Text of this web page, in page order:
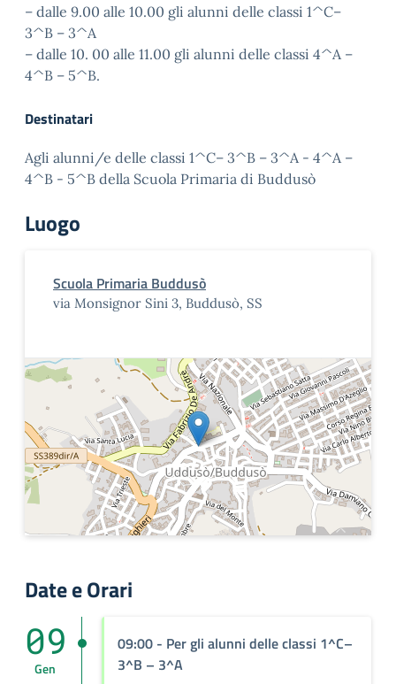
– dalle 9.00 alle 10.00 gli alunni delle classi 1^C–
3^B – 3^A
– dalle 10. 00 alle 11.00 gli alunni delle classi 4^A –
4^B – 5^B.
Destinatari
Agli alunni/e delle classi 1^C– 3^B – 3^A - 4^A –
4^B - 5^B della Scuola Primaria di Buddusò
Luogo
Scuola Primaria Buddusò
via Monsignor Sini 3, Buddusò, SS
Date e Orari
09
Gen
09:00 - Per gli alunni delle classi 1^C–
3^B – 3^A